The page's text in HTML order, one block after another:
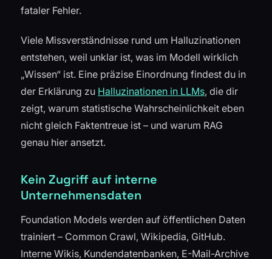
fataler Fehler.
Viele Missverständnisse rund um Halluzinationen
entstehen, weil unklar ist, was im Modell wirklich
„Wissen“ ist. Eine präzise Einordnung findest du in
der Erklärung zu Halluzinationen in LLMs, die dir
zeigt, warum statistische Wahrscheinlichkeit eben
nicht gleich Faktentreue ist – und warum RAG
genau hier ansetzt.
Kein Zugriff auf interne
Unternehmensdaten
Foundation Models werden auf öffentlichen Daten
trainiert – Common Crawl, Wikipedia, GitHub.
Interne Wikis, Kundendatenbanken, E-Mail-Archive